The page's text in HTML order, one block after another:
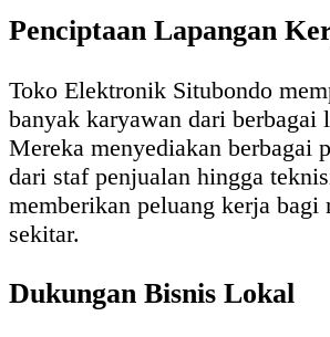
Penciptaan Lapangan
Toko Elektronik Situbondo
banyak karyawan dari berbagai
Mereka menyediakan berbagai
dari staf penjualan hingga
memberikan peluang kerja bagi
sekitar.
Dukungan Bisnis Lokal